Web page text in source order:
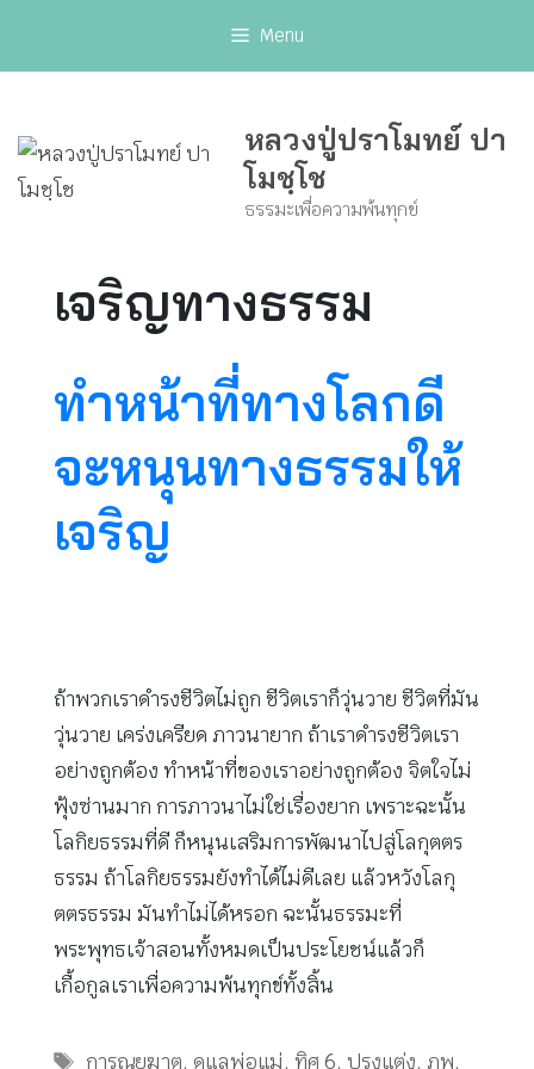
Menu
หลวงปู่ปราโมทย์ ปา
โมชฺโช
ธรรมะเพื่อความพ้นทุกข์
เจริญทางธรรม
ทำหน้าที่ทางโลกดี
จะหนุนทางธรรมให้
เจริญ
ถ้าพวกเราดำรงชีวิตไม่ถูก ชีวิตเราก็วุ่นวาย ชีวิตที่มัน
วุ่นวาย เคร่งเครียด ภาวนายาก ถ้าเราดำรงชีวิตเรา
อย่างถูกต้อง ทำหน้าที่ของเราอย่างถูกต้อง จิตใจไม่
ฟุ้งซ่านมาก การภาวนาไม่ใช่เรื่องยาก เพราะฉะนั้น
โลกิยธรรมที่ดี ก็หนุนเสริมการพัฒนาไปสู่โลกุตตร
ธรรม ถ้าโลกิยธรรมยังทำได้ไม่ดีเลย แล้วหวังโลกุ
ตตรธรรม มันทำไม่ได้หรอก ฉะนั้นธรรมะที่
พระพุทธเจ้าสอนทั้งหมดเป็นประโยชน์แล้วก็
เกื้อกูลเราเพื่อความพ้นทุกข์ทั้งสิ้น
Tags
การุณยฆาต, ดูแลพ่อแม่, ทิศ 6, ปรุงแต่ง, ภพ,